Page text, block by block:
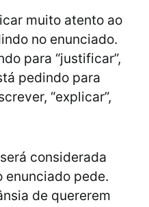
muito atento ao
no enunciado.
para “justificar”,
pedindo para
“explicar”,
considerada
enunciado pede.
de quererem